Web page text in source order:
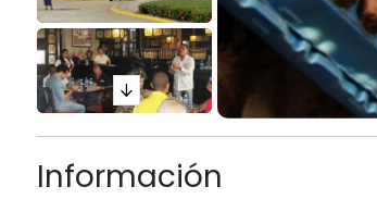
Información